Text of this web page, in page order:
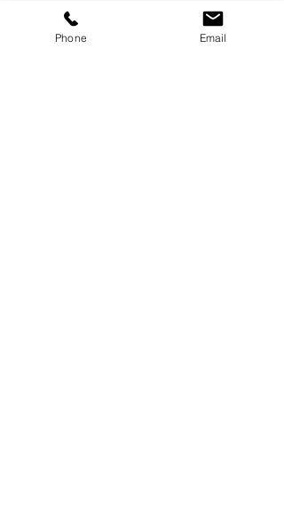
Phone Email